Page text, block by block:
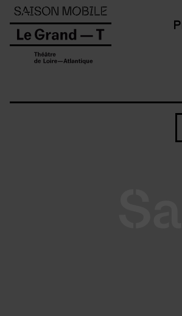
Panneau de gestion des cookies